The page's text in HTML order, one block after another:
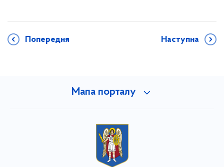
Попередня Наступна
Мапа порталу